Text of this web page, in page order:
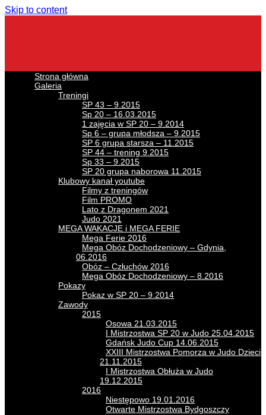
Skip to content
Strona główna
Galeria
Treningi
SP 43 – 9.2015
Sp 20 – 16.03.2015
1 zajęcia w SP 20 – 9.2014
Sp 6 – grupa młodsza – 9.2015
SP 6 grupa starsza – 11.2015
SP 44 – trening 9.2015
Sp 33 – 9.2015
SP 20 grupa naborowa 11.2015
Klubowy kanał youtube
Filmy z treningów
Film PROMO
Lato z Dragonem 2021
Judo 2021
MEGA WAKACJE i MEGA FERIE
Mega Ferie 2016
Mega Obóz Dochodzeniowy – Gdynia,
06.2016
Obóz – Człuchów 2016
Mega Obóz Dochodzeniowy – 8.2016
Pokazy
Pokaz w SP 20 – 9.2014
Zawody
2015
Osowa 21.03.2015
I Mistrzostwa SP 20 w Judo 25.04.2015
Gdańsk Judo Cup 14.06.2015
XXIII Mistrzostwa Pomorza w Judo Dzieci
21.11.2015
I Mistrzostwa Obłuża w Judo
19.12.2015
2016
Niestępowo 19.01.2016
Otwarte Mistrzostwa Bydgoszczy